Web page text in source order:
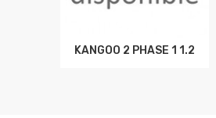
KANGOO 2 PHASE 1 1.2